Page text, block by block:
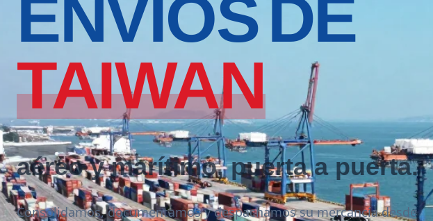
ENVÍOSDE
TAIWAN
aéreo y marítimo, puerta a puerta.
Consolidamos, documentamos y despachamos su mercancía desde